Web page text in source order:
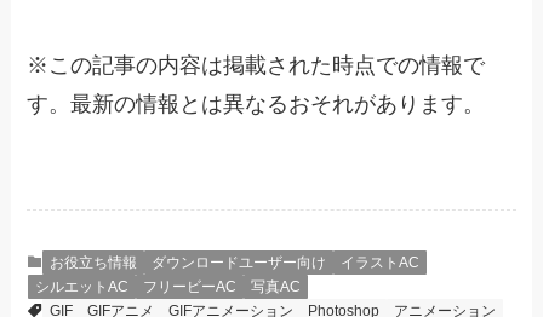
※ この記事の内容は掲載された時点での情報で
す。最新の情報とは異なるおそれがあります。
お役立ち情報 ダウンロードユーザー向け
イラストAC
シルエットAC
フリービーAC
写真AC
GIF
GIFアニメ GIFアニメーション Photoshop
アニメーション